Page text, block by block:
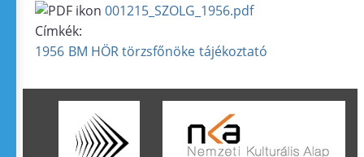
001215_SZOLG_1956.pdf
Címkék:
1956 BM HÖR törzsfőnöke tájékoztató